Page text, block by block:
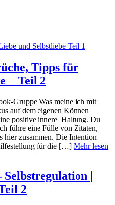
Tipps für
– Teil 2
Gruppe Was meine ich mit
auf dem eigenen Können
positive innere Haltung. Du
führe eine Fülle von Zitaten,
hier zusammen. Die Intention
für die […] Mehr lesen
Selbstregulation |
2